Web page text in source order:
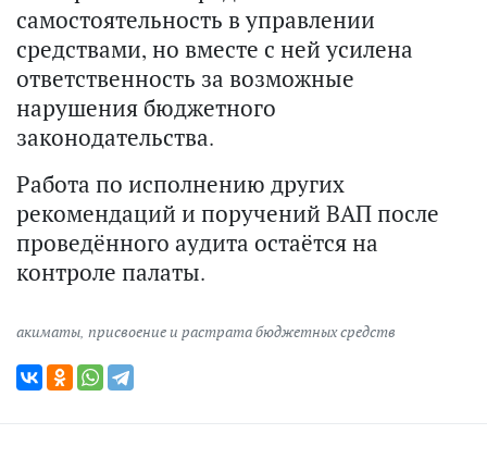
самостоятельность в управлении
средствами, но вместе с ней усилена
ответственность за возможные
нарушения бюджетного
законодательства.
Работа по исполнению других
рекомендаций и поручений ВАП после
проведённого аудита остаётся на
контроле палаты.
акиматы, присвоение и растрата бюджетных средств